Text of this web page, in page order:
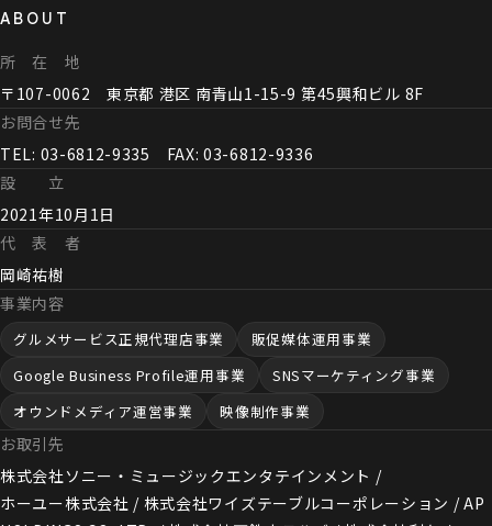
ABOUT
所 在 地
〒107-0062 東京都 港区 南青山1-15-9 第45興和ビル 8F
お問合せ先
TEL: 03-6812-9335 FAX: 03-6812-9336
設 立
2021年10月1日
代 表 者
岡崎祐樹
事業内容
グルメサービス正規代理店事業
販促媒体運用事業
Google Business Profile運用事業
SNSマーケティング事業
オウンドメディア運営事業
映像制作事業
お取引先
株式会社ソニー・ミュージックエンタテインメント /
ホーユー株式会社 / 株式会社ワイズテーブルコーポレーション / AP